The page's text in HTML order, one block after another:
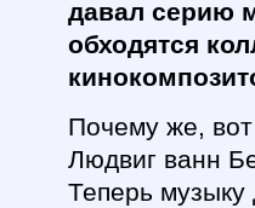
давал серию
обходятся
Почему же,
Людвиг ванн
Теперь музыку